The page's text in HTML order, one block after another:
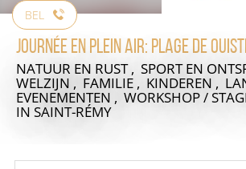
BEL
Journée en Plein air: Plage de
NATUUR EN RUST , SPORT EN
WELZIJN , FAMILIE , KINDEREN ,
EVENEMENTEN , WORKSHOP /
IN SAINT-RÉMY